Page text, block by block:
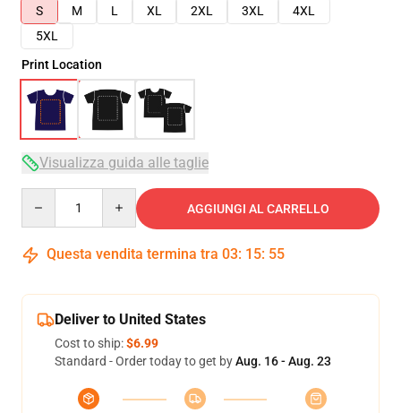
S
M L XL 2XL 3XL
4XL
5XL
Print Location
Visualizza guida alle taglie
AGGIUNGI AL CARRELLO
Questa vendita termina tra 03: 15: 54
Deliver to United States
Cost to ship:$6.99
Standard - Order today to get byAug. 16 - Aug. 23